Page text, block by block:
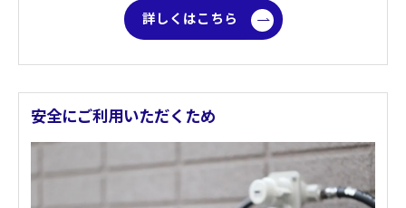
詳しくはこちら
安全にご利用いただくため